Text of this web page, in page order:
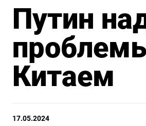
Путин
Китаем
17.05.2024